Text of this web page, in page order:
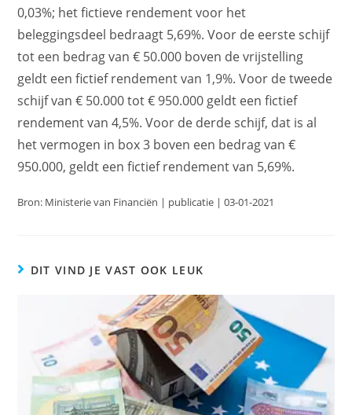
0,03%; het fictieve rendement voor het
beleggingsdeel bedraagt 5,69%. Voor de eerste schijf
tot een bedrag van € 50.000 boven de vrijstelling
geldt een fictief rendement van 1,9%. Voor de tweede
schijf van € 50.000 tot € 950.000 geldt een fictief
rendement van 4,5%. Voor de derde schijf, dat is al
het vermogen in box 3 boven een bedrag van €
950.000, geldt een fictief rendement van 5,69%.
Bron: Ministerie van Financiën | publicatie | 03-01-2021
DIT VIND JE VAST OOK LEUK